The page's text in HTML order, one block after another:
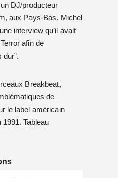
DJ/producteur
aux Pays-Bas. Michel
interview qu’il avait
afin de
dur”.
Breakbeat,
de
le label américain
Tableau